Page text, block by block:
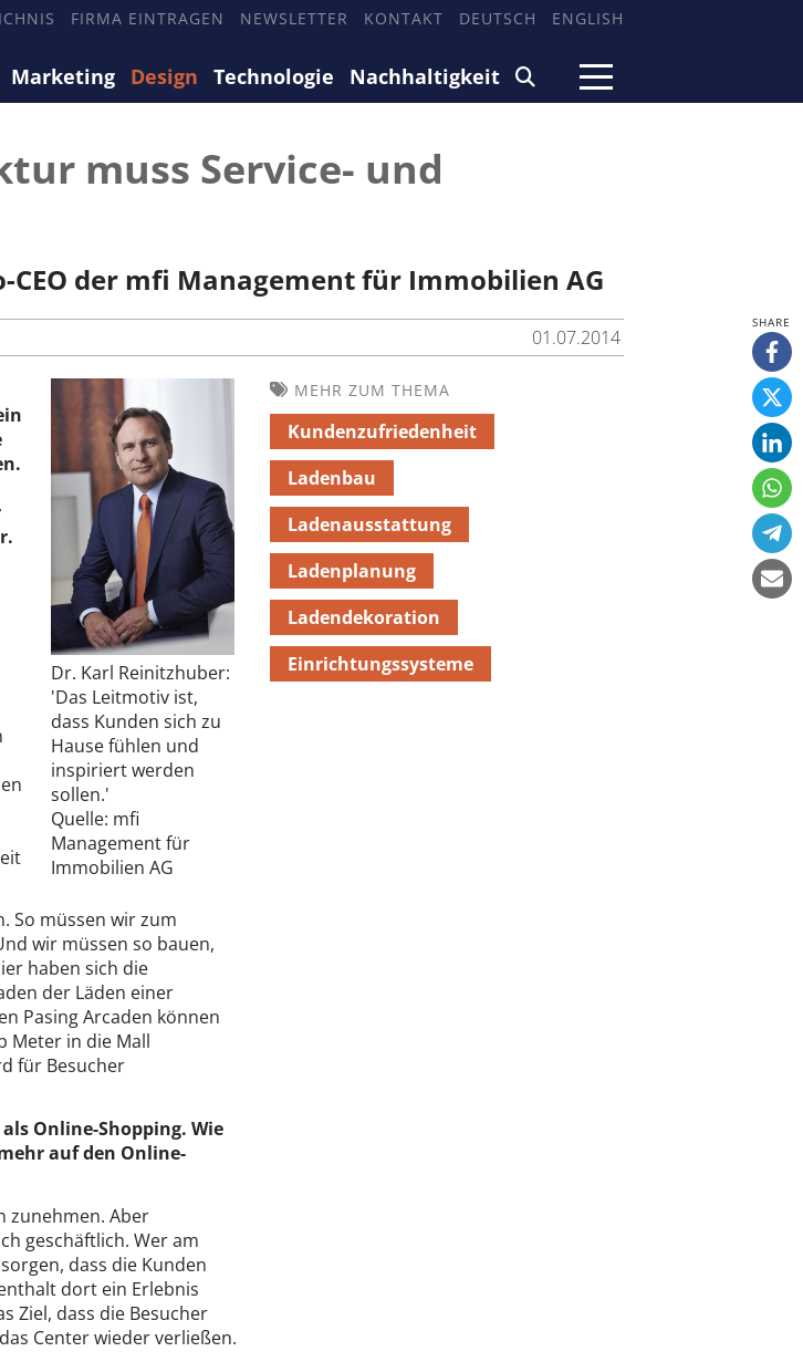
FIRMA EINTRAGEN NEWSLETTER KONTAKT DEUTSCH ENGLISH
Marketing Design Technologie Nachhaltigkeit
muss Service- und
der mfi Management für Immobilien AG
01.07.2014
Dr. Karl Reinitzhuber:
'Das Leitmotiv ist,
dass Kunden sich zu
Hause fühlen und
inspiriert werden
sollen.'
Quelle: mfi
Management für
Immobilien AG
So müssen wir zum
wir müssen so bauen,
haben sich die
der Läden einer
Pasing Arcaden können
Meter in die Mall
für Besucher
Online-Shopping. Wie
auf den Online-
zunehmen. Aber
geschäftlich. Wer am
dass die Kunden
dort ein Erlebnis
Ziel, dass die Besucher
Center wieder verließen.
MEHR ZUM THEMA
Kundenzufriedenheit
Ladenbau
Ladenausstattung
Ladenplanung
Ladendekoration
Einrichtungssysteme